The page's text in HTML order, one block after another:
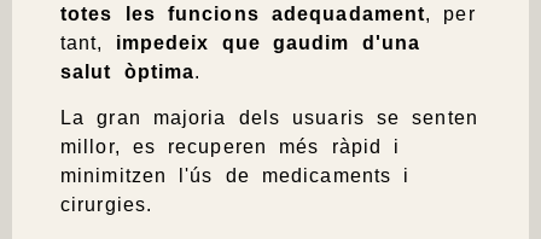
totes les funcions adequadament, per
tant, impedeix que gaudim d'una
salut òptima.
La gran majoria dels usuaris se senten
millor, es recuperen més ràpid i
minimitzen l'ús de medicaments i
cirurgies.